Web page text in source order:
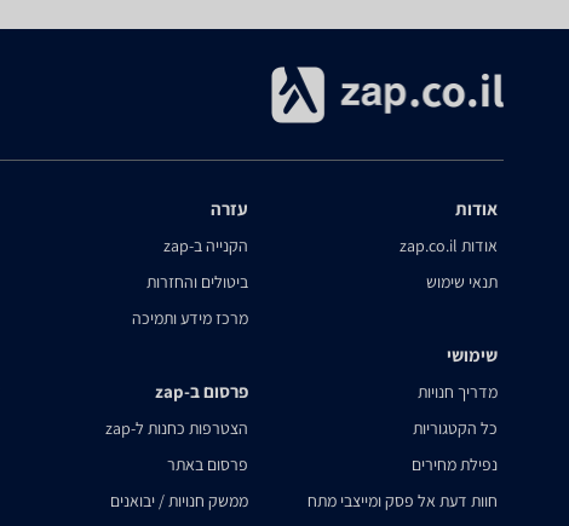
אודות
אודות zap.co.il
תנאי שימוש
שימושי
מדריך חנויות
כל הקטגוריות
נפילת מחירים
חוות דעת אל פסק ומייצבי מתח
עזרה
הקנייה ב-zap
ביטולים והחזרות
מרכז מידע ותמיכה
פרסום ב-zap
הצטרפות כחנות ל-zap
פרסום באתר
ממשק חנויות / יבואנים